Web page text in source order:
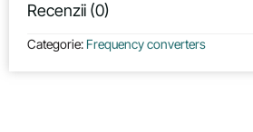
Recenzii (0)
Categorie: Frequency converters